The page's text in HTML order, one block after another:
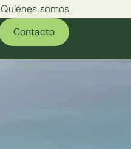
Quiénes somos
Contacto